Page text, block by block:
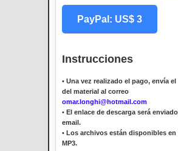
PayPal: US$ 3
Instrucciones
• Una vez realizado el pago, envía
del material al correo
omar.longhi@hotmail.com
• El enlace de descarga será
email.
• Los archivos están disponibles
MP3.